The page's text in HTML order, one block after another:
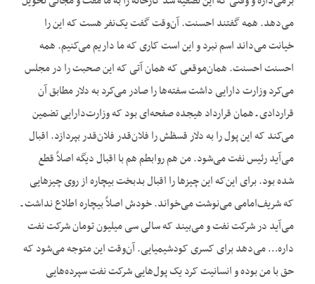
می‌دهد. همه گفتند احسنت. آن‌وقت گفت یک‌نفر هست که این را
خیانت می‌داند اسم نبرد و این است کاری که ما داریم می‌کنیم. همه
احسنت احسنت. همان‌موقعی که همان آتی که این صحبت را در مجلس
می‌کرد وزارت دارایی داشت سفته‌ها را صادر می‌کرد به دلار مطابق آن
قراردادی ـ همان قرارداد هیجده صفحه‌ای بود که وزارت‌دارایی تضمین
می‌کند که این پول را به دلار قسظش را فلان‌قدر فلان‌قدر بپردازد. اقبال
می‌آید رئیس نفت می‌شود. من هم روابطم هم با اقبال دیگه اصلاً قطع
شده بود. برای این‌که این چیزها را اقبال بدبخت بیچاره از روی چیزهایی
که شریف‌امامی می‌نوشت می‌خواند. خودش اصلاً بیچاره اطلاع نداشت ـ
می‌آید در شرکت نفت و می‌بیند که سالی سی میلیون تومان شرکت نفت
داره… می‌دهد برای کسری کودشیمیایی. آن‌وقت این متوجه می‌شود که
حق با من بوده و انسانیت کرد یک پول‌هایی شرکت نفت سپرده‌هایی